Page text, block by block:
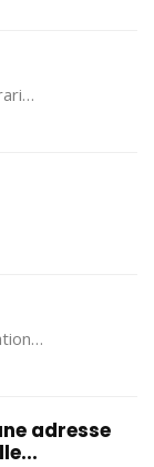
adresse